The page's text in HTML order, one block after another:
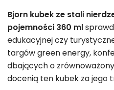
Bjorn kubek ze stali
pojemności 360 ml
edukacyjnej czy
targów green energy,
dbających o
docenią ten kubek za jego